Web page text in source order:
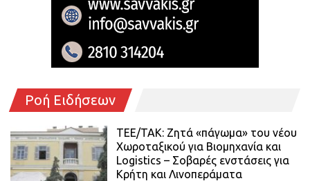
Ροή Ειδήσεων
ΤΕΕ/ΤΑΚ: Ζητά «πάγωμα» του νέου
Χωροταξικού για Βιομηχανία και
Logistics – Σοβαρές ενστάσεις για
Κρήτη και Λινοπεράματα